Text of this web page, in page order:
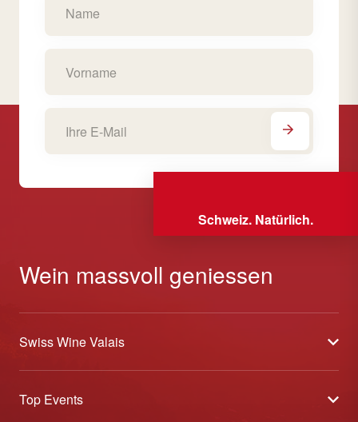
Schweiz. Natürlich.
Wein massvoll geniessen
Swiss Wine Valais
Über uns
Allgemeine Geschäftsbedingungen
Top Events